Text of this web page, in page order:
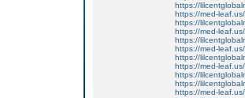
https://
https://med-leaf.us/
https://
https://med-leaf.us/
https://
https://med-leaf.us/
https://
https://med-leaf.us/
https://
https://
https://med-leaf.us/